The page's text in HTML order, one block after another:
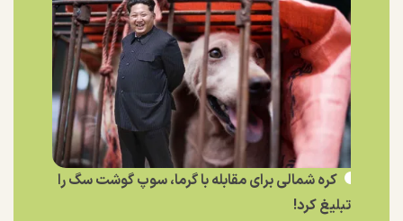
کره شمالی برای مقابله با گرما، سوپ گوشت سگ را
تبلیغ کرد!